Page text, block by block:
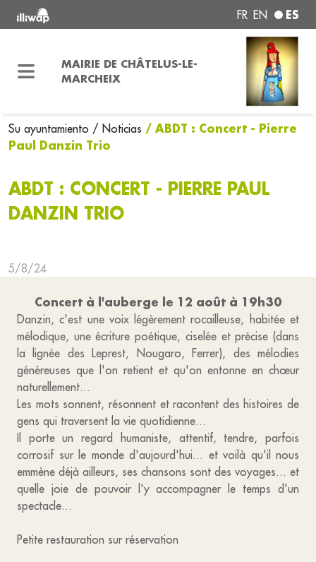
FR EN ES
MAIRIE DE CHÂTELUS-LE-
MARCHEIX
Su ayuntamiento / Noticias / ABDT : Concert - Pierre
Paul Danzin Trio
ABDT : CONCERT - PIERRE PAUL
DANZIN TRIO
5/8/24
Concert à l'auberge le 12 août à 19h30
Danzin, c'est une voix légèrement rocailleuse, habitée et
mélodique, une écriture poétique, ciselée et précise (dans
la lignée des Leprest, Nougaro, Ferrer), des mélodies
généreuses que l'on retient et qu'on entonne en chœur
naturellement...
Les mots sonnent, résonnent et racontent des histoires de
gens qui traversent la vie quotidienne...
Il porte un regard humaniste, attentif, tendre, parfois
corrosif sur le monde d'aujourd'hui... et voilà qu'il nous
emmène déjà ailleurs, ses chansons sont des voyages... et
quelle joie de pouvoir l'y accompagner le temps d'un
spectacle...
Petite restauration sur réservation